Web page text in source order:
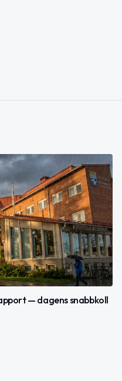
— dagens snabbkoll